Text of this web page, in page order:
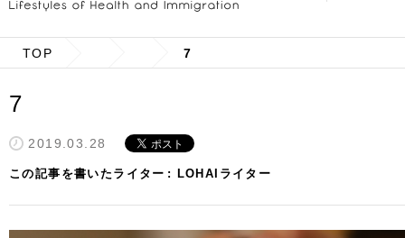
TOP 7
7
2019.03.28
この記事を書いたライター LOHAIライター